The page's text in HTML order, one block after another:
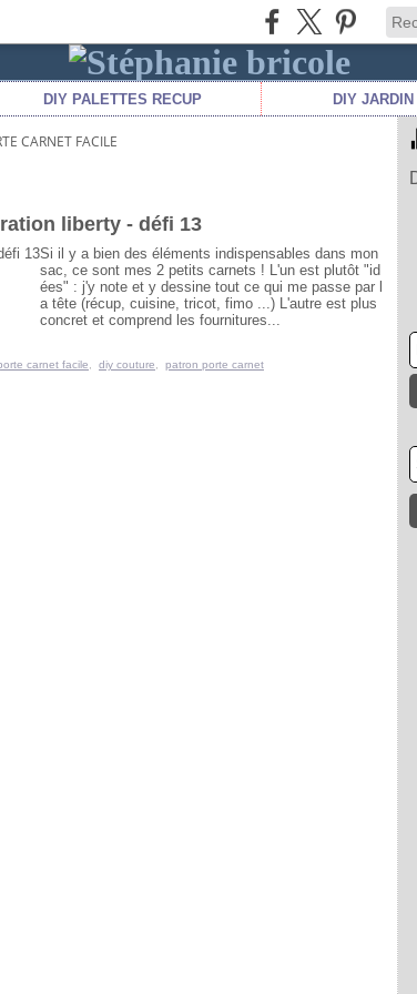
DIY PALETTES RECUP DIY
CARNET FACILE
liberty - défi 13
Si il y a bien des éléments indispensables dans mon
sac, ce sont mes 2 petits carnets ! L'un est plutôt "id
ées" : j'y note et y dessine tout ce qui me passe par l
a tête (récup, cuisine, tricot, fimo ...) L'autre est plus
concret et comprend les fournitures...
carnet facile diy couture patron porte carnet